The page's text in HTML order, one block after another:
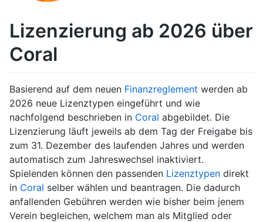
Lizenzierung ab 2026 über
Coral
Basierend auf dem neuen Finanzreglement werden ab
2026 neue Lizenztypen eingeführt und wie
nachfolgend beschrieben in Coral abgebildet. Die
Lizenzierung läuft jeweils ab dem Tag der Freigabe bis
zum 31. Dezember des laufenden Jahres und werden
automatisch zum Jahreswechsel inaktiviert.
Spielenden können den passenden Lizenztypen direkt
in Coral selber wählen und beantragen. Die dadurch
anfallenden Gebühren werden wie bisher beim jenem
Verein begleichen, welchem man als Mitglied oder